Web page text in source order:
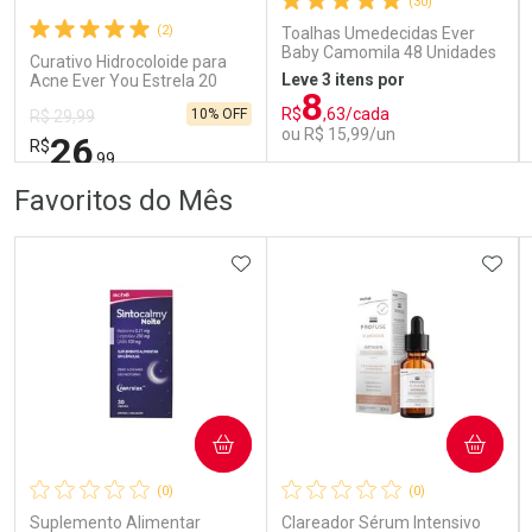
Comprar sem Desconto
Por R$ 52,99/cada
Comprar sem Desconto
Comprar sem Desconto
Por R$ 100,99/cada
Comprar sem Desconto
Por R$ 100,99/cada
(2)
Curativo Hidrocoloide para
Acne Ever You Estrela 20
R$ 29,99
R$26,99
10% OFF
Comprar sem Desconto
Por Menos
Comprar sem Desconto
Toalhas Umedecidas Ever
Baby Camomila 48 Unidades
Leve 3 itens por
R$8,63/cada
ou R$ 15,99/un
Comprar sem Desconto
Por Menos
Comprar sem Desconto
Favoritos do Mês
(0)
Suplemento Alimentar
ADICIONAR AOS FAVORITOS
COMPRAR
(0)
Clareador Sérum Intensivo
COMPRAR